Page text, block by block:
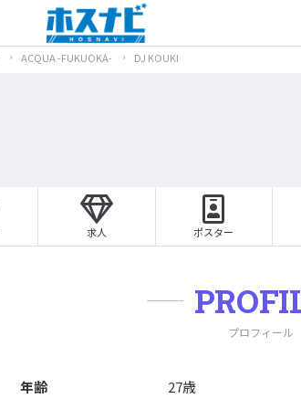
ACQUA -FUKUOKA- DJ KOUKI
求人 ポスター
プロフィール
年齢 27歳